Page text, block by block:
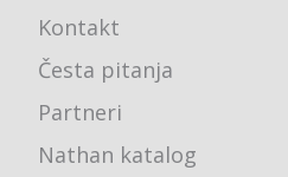
Kontakt
Česta pitanja
Partneri
Nathan katalog